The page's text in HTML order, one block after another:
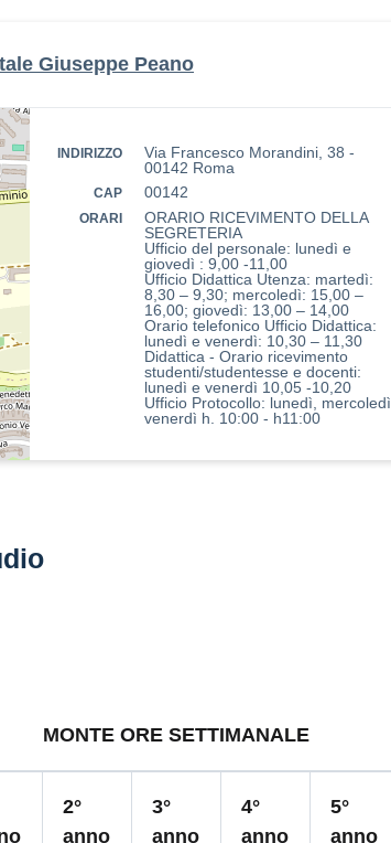
Giuseppe Peano
INDIRIZZO
Via Francesco Morandini, 38 -
00142 Roma
CAP 00142
ORARI
ORARIO RICEVIMENTO DELLA
SEGRETERIA
Ufficio del personale: lunedì e
giovedì : 9,00 -11,00
Ufficio Didattica Utenza: martedì:
8,30 – 9,30; mercoledì: 15,00 –
16,00; giovedì: 13,00 – 14,00
Orario telefonico Ufficio Didattica:
lunedì e venerdì: 10,30 – 11,30
Didattica - Orario ricevimento
studenti/studentesse e docenti:
lunedì e venerdì 10,05 -10,20
Ufficio Protocollo: lunedì, mercoledì,
venerdì h. 10:00 - h11:00
MONTE ORE SETTIMANALE
2°
anno
3°
anno
4°
anno
5°
anno